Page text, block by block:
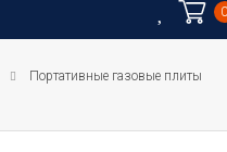
Портативные газовые плиты